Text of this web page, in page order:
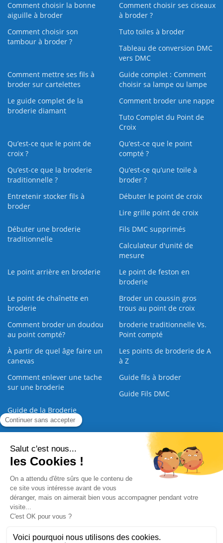
Comment choisir la bonne
aiguille à broder
Comment choisir ses ciseaux
à broder ?
Comment choisir son
tambour à broder ?
Tuto toiles à broder
Tableau de conversion DMC
vers DMC
Comment mettre ses fils à
broder sur cartelettes
Guide complet : Comment
choisir sa lampe ou lampe
Le guide complet de la
broderie diamant
Comment broder une nappe
Tuto Complet du Point de
Croix
Qu’est-ce que le point de
croix ?
Qu’est-ce que le point
compté ?
Qu’est-ce que la broderie
traditionnelle ?
Qu’est‑ce qu’une toile à
broder ?
Entretenir stocker fils à
broder
Débuter le point de croix
Lire grille point de croix
Débuter une broderie
traditionnelle
Fils DMC supprimés
Calculateur d'unité de
mesure
Le point arrière en broderie
Le point de feston en
broderie
Le point de chaînette en
broderie
Broder un coussin gros
trous au point de croix
Comment broder un doudou
au point compté?
broderie traditionnelle Vs.
Point compté
À partir de quel âge faire un
canevas
Les points de broderie de A
à Z
Comment enlever une tache
sur une broderie
Guide fils à broder
Guide Fils DMC
Guide de la Broderie
Commande Papier | Nous contacter
|
Paiement sécurisé |
2008 - 2026 © CreaMagic. ALL Rights Reserved.